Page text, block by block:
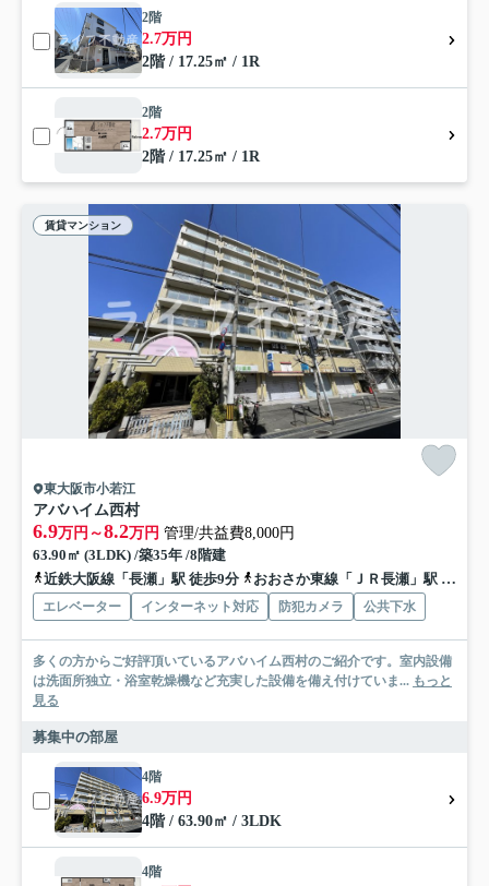
2階
2.7万円
2階 / 17.25㎡ / 1R
2階
2.7万円
2階 / 17.25㎡ / 1R
賃貸マンション
東大阪市小若江
アバハイム西村
6.9万円～8.2万円 管理/共益費8,000円
63.90㎡ (3LDK) /築35年 /8階建
近鉄大阪線「長瀬」駅 徒歩9分
おおさか東線「ＪＲ長瀬」駅 徒歩20分
エレベーター インターネット対応 防犯カメラ 公共下水
多くの方からご好評頂いているアバハイム西村のご紹介です。室内設備
は洗面所独立・浴室乾燥機など充実した設備を備え付けていま... もっと
見る
募集中の部屋
4階
6.9万円
4階 / 63.90㎡ / 3LDK
4階